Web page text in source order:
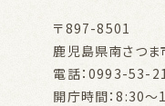
〒897-8501
鹿児島県南さつ
電話：0993-53-
開庁時間：8:30～